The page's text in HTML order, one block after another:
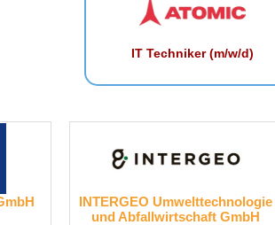
IT Techniker (m/w/d)
INTERGEO Umwelttechnologie
und Abfallwirtschaft GmbH